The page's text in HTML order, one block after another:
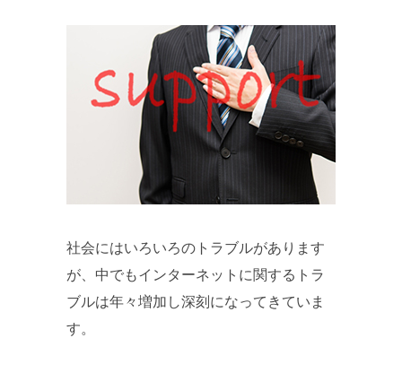
社会にはいろいろのトラブルがあります
が、中でもインターネットに関するトラ
ブルは年々増加し深刻になってきていま
す。